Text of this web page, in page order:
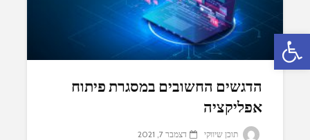
פתח סרגל נגישות
הדגשים החשובים במסגרת פיתוח
אפליקציה
תוכן שיווקי דצמבר 7, 2021